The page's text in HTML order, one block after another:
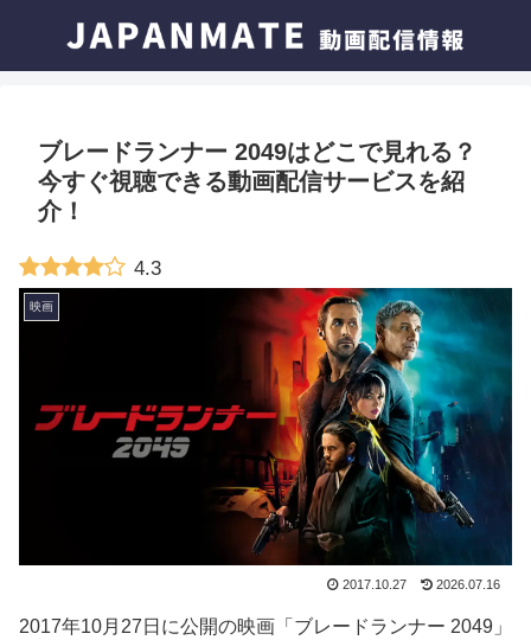
ブレードランナー 2049はどこで見れる？
今すぐ視聴できる動画配信サービスを紹
介！
4.3
映画
2017.10.27 2026.07.16
2017年10月27日に公開の映画「ブレードランナー 2049」